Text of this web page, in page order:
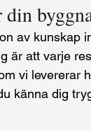
av kunskap
är att varje
vi levererar
känna dig